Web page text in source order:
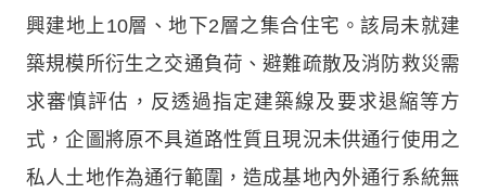
興建地上10層、地下2層之集合住宅。該局未就建
築規模所衍生之交通負荷、避難疏散及消防救災需
求審慎評估，反透過指定建築線及要求退縮等方
式，企圖將原不具道路性質且現況未供通行使用之
私人土地作為通行範圍，造成基地內外通行系統無